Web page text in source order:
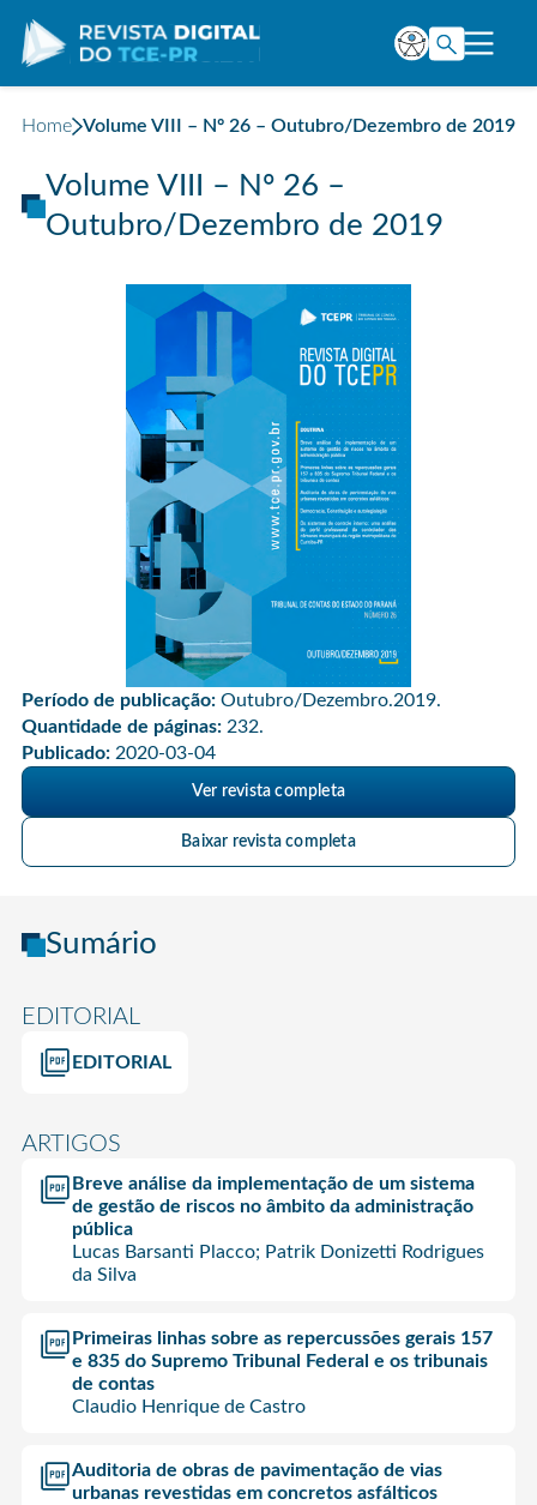
Home Volume VIII – Nº 26 – Outubro/Dezembro de 2019
Volume VIII – Nº 26 –
Outubro/Dezembro de 2019
Período de publicação: Outubro/Dezembro.2019.
Quantidade de páginas: 232.
Publicado: 2020-03-04
Ver revista completa
Baixar revista completa
Sumário
EDITORIAL
EDITORIAL
ARTIGOS
Breve análise da implementação de um sistema
de gestão de riscos no âmbito da administração
pública
Lucas Barsanti Placco; Patrik Donizetti Rodrigues
da Silva
Primeiras linhas sobre as repercussões gerais 157
e 835 do Supremo Tribunal Federal e os tribunais
de contas
Claudio Henrique de Castro
Auditoria de obras de pavimentação de vias
urbanas revestidas em concretos asfálticos